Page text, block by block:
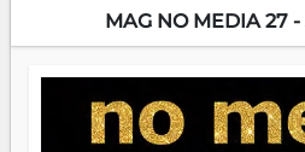
encore meilleures. Aina
Prix RFI Instrumental Afrique.
jeunes qui tiennent la
s'arrêter là, applaudir et rentrer
serait passer à côté d'une chose
brûle fort — et parfois, ça
MAG NO MEDIA 27